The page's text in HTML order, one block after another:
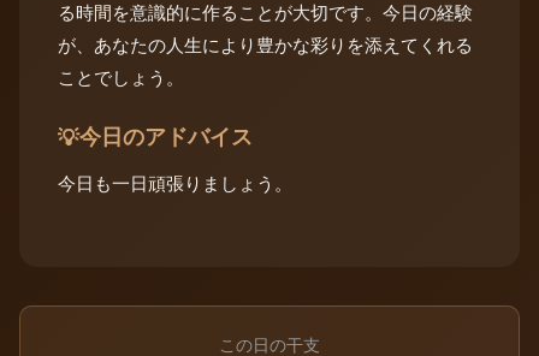
る時間を意識的に作ることが大切です。今日の経験
が、あなたの人生により豊かな彩りを添えてくれる
ことでしょう。
💡今日のアドバイス
今日も一日頑張りましょう。
この日の干支